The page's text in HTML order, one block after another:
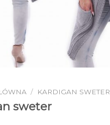
/ KARDIGAN SWETER
sweter